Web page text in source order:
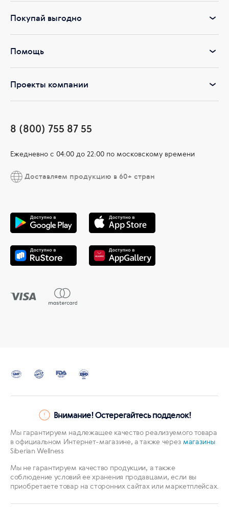
Покупай выгодно
Помощь
Проекты компании
8 (800) 755 87 55
Ежедневно c 04:00 до 22:00 по московскому времени
Доставляем продукцию в 60+ стран
Внимание! Остерегайтесь подделок!
Мы гарантируем надлежащее качество реализуемого товара
в официальном Интернет-магазине, а также через магазины
Siberian Wellness
Мы не гарантируем качество продукции, а также
соблюдение условий ее хранения продавцами, если вы
приобретаете товар на сторонних сайтах или маркетплейсах.